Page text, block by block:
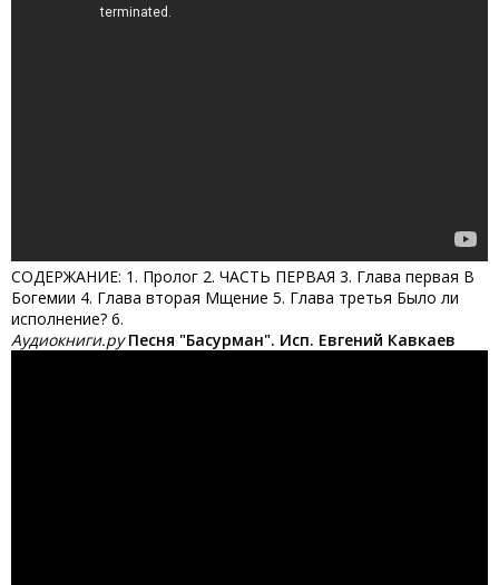
СОДЕРЖАНИЕ: 1. Пролог 2. ЧАСТЬ ПЕРВАЯ 3. Глава первая В
Богемии 4. Глава вторая Мщение 5. Глава третья Было ли
исполнение? 6.
Аудиокниги.ру Песня "Басурман". Исп. Евгений Кавкаев